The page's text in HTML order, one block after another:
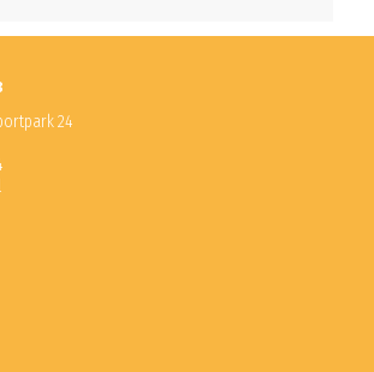
24